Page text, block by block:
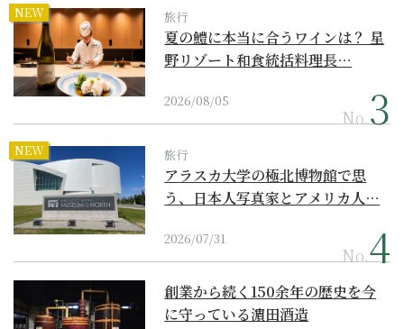
NEW 旅行
夏の鱧に本当に合うワインは？ 星
野リゾート和食統括料理長…
2026/08/05
No.
NEW 旅行
アラスカ大学の極北博物館で思
う、日本人写真家とアメリカ人…
2026/07/31
No.
創業から続く150余年の歴史を今
に守っている濵田酒造